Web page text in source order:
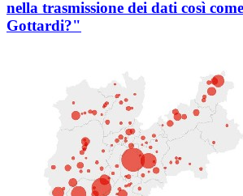
nella trasmissione dei dati così
Gottardi?"